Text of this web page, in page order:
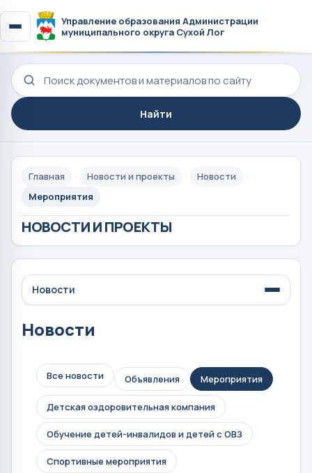
Управление образования Администрации
муниципального округа Сухой Лог
Поиск по сайту
Найти
Главная Новости и проекты
Новости
Мероприятия
НОВОСТИ И ПРОЕКТЫ
Новости
Новости
Все новости Объявления Мероприятия
Детская оздоровительная компания
Обучение детей-инвалидов и детей с ОВЗ
Спортивные мероприятия